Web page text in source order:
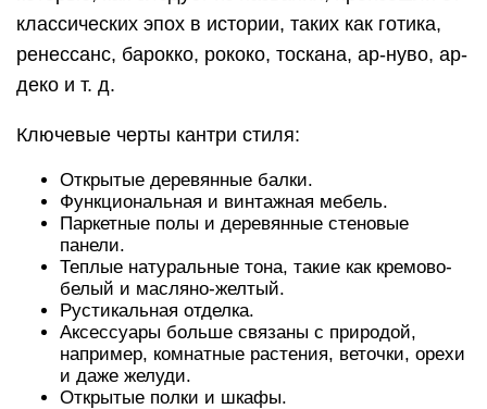
классических эпох в истории, таких как готика,
ренессанс, барокко, рококо, тоскана, ар-нуво, ар-
деко и т. д.
Ключевые черты кантри стиля:
Открытые деревянные балки.
Функциональная и винтажная мебель.
Паркетные полы и деревянные стеновые
панели.
Теплые натуральные тона, такие как кремово-
белый и масляно-желтый.
Рустикальная отделка.
Аксессуары больше связаны с природой,
например, комнатные растения, веточки, орехи
и даже желуди.
Открытые полки и шкафы.